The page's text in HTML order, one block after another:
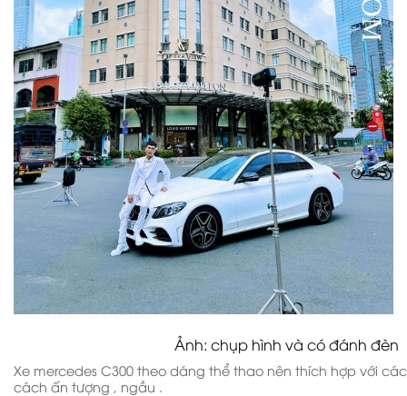
Ảnh: chụp hình và có đánh đèn
Xe mercedes C300 theo dáng thể thao nên thích hợp với
cách ấn tượng , ngầu .